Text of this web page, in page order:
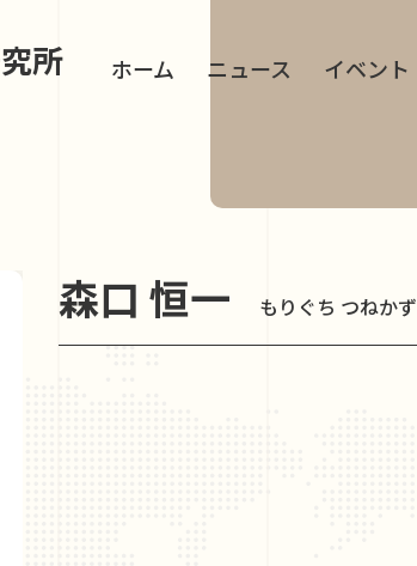
所 ホーム ニュース イベント
森口 恒一 もりぐち つねかず